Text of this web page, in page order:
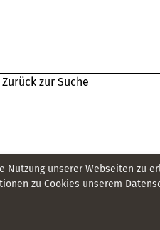
Zurück zur Suche
unserer Webseiten
zu Cookies unserem